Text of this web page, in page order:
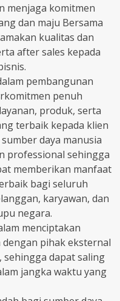
menjaga komitmen
dan maju Bersama
kualitas dan
after sales kepada
pembangunan
penuh
produk, serta
terbaik kepada klien
daya manusia
professional sehingga
memberikan manfaat
bagi seluruh
karyawan, dan
negara.
menciptakan
pihak eksternal
sehingga dapat saling
jangka waktu yang